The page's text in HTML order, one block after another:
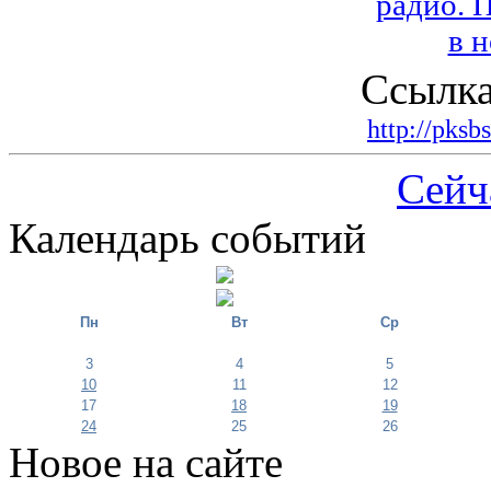
http://
Календарь событий
Пн Вт Ср
3 4
5
10
11
12
17
18
19
24
25 26
Новое на сайте